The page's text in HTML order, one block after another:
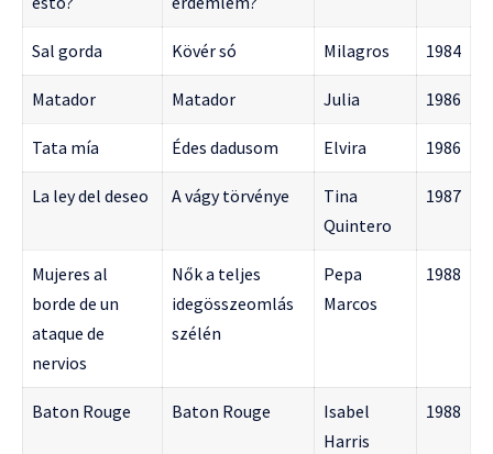
Sal gorda Kövér só Milagros 1984
Matador Matador Julia 1986
Tata mía Édes dadusom Elvira 1986
La ley del deseo A vágy törvénye
Tina
Quintero
1987
Mujeres al
borde de un
ataque de
nervios
Nők a teljes
idegösszeomlás
szélén
Pepa
Marcos
1988
Baton Rouge Baton Rouge
Isabel
Harris
1988